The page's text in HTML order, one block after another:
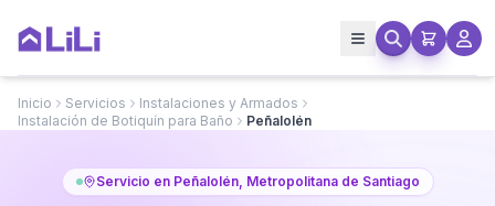
Inicio Servicios
Instalaciones y Armados
Instalación de Botiquín para Baño
Peñalolén
Servicio en Peñalolén, Metropolitana de Santiago